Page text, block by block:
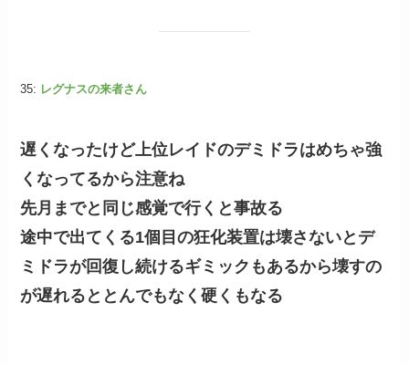
35: レグナスの来者さん
遅くなったけど上位レイドのデミドラはめちゃ強
くなってるから注意ね
先月までと同じ感覚で行くと事故る
途中で出てくる1個目の狂化装置は壊さないとデ
ミドラが回復し続けるギミックもあるから壊すの
が遅れるととんでもなく硬くもなる